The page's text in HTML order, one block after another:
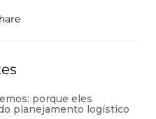
porque eles
planejamento logístico